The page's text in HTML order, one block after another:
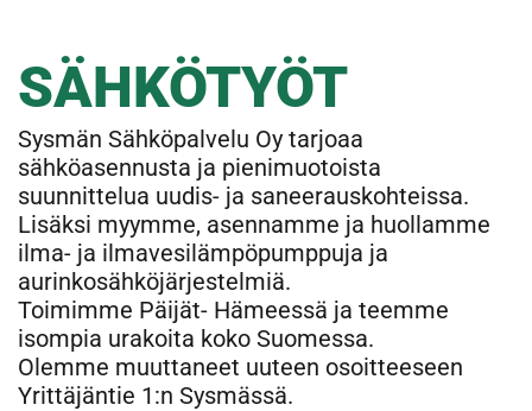
SÄHKÖTYÖT
Sysmän Sähköpalvelu Oy tarjoaa
sähköasennusta ja pienimuotoista
suunnittelua uudis- ja saneerauskohteissa.
Lisäksi myymme, asennamme ja huollamme
ilma- ja ilmavesilämpöpumppuja ja
aurinkosähköjärjestelmiä.
Toimimme Päijät- Hämeessä ja teemme
isompia urakoita koko Suomessa.
Olemme muuttaneet uuteen osoitteeseen
Yrittäjäntie 1:n Sysmässä.